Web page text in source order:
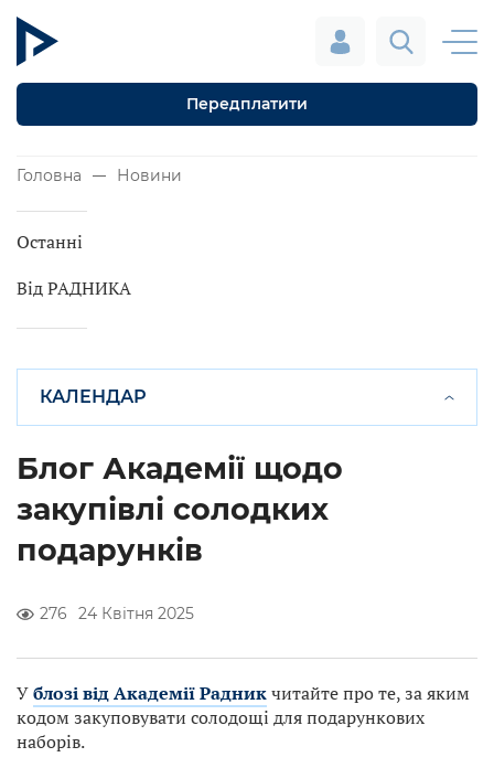
Передплатити
Головна Новини
Останні
Від РАДНИКА
КАЛЕНДАР
Блог Академії щодо
закупівлі солодких
подарунків
276 24 Квітня 2025
Ублозі від Академії Радникчитайте про те, за яким
кодом закуповувати солодощі для подарункових
наборів.